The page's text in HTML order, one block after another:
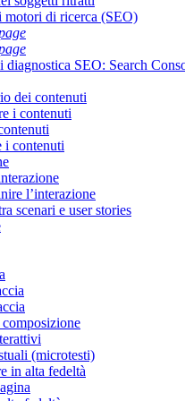
motori di ricerca (SEO)
diagnostica SEO: Search
dei contenuti
i contenuti
i contenuti
l’interazione
scenari e user stories
(microtesti)
in alta fedeltà